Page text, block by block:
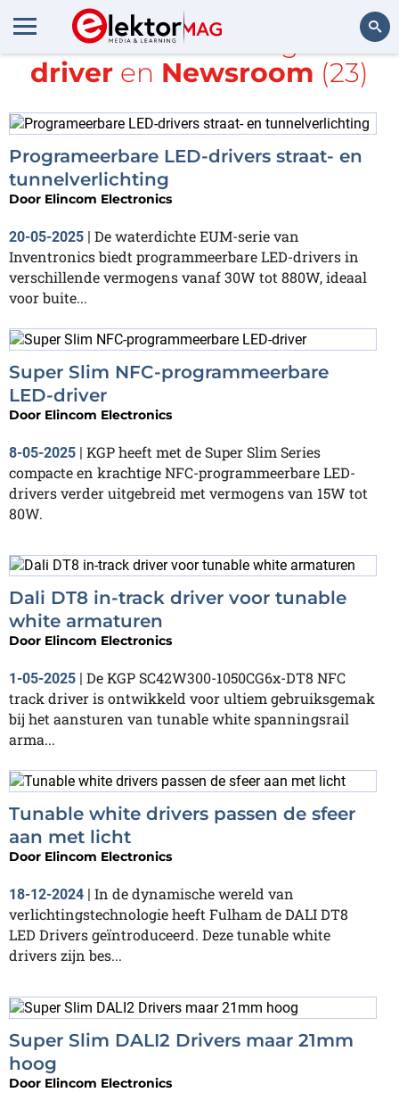
Zoeken
Alle items met de tags
LED-
driver en Newsroom (23)
Programeerbare LED-drivers straat- en
tunnelverlichting
Door Elincom Electronics
20-05-2025 | De waterdichte EUM-serie van
Inventronics biedt programmeerbare LED-drivers in
verschillende vermogens vanaf 30W tot 880W, ideaal
voor buite...
Super Slim NFC-programmeerbare
LED-driver
Door Elincom Electronics
8-05-2025 | KGP heeft met de Super Slim Series
compacte en krachtige NFC-programmeerbare LED-
drivers verder uitgebreid met vermogens van 15W tot
80W.
Dali DT8 in-track driver voor tunable
white armaturen
Door Elincom Electronics
1-05-2025
De KGP SC42W300-1050CG6x-DT8 NFC
track driver is ontwikkeld voor ultiem gebruiksgemak
bij het aansturen van tunable white spanningsrail
arma...
Tunable white drivers passen de sfeer
aan met licht
Door Elincom Electronics
18-12-2024 | In de dynamische wereld van
verlichtingstechnologie heeft Fulham de DALI DT8
LED Drivers geïntroduceerd. Deze tunable white
drivers zijn bes...
Super Slim DALI2 Drivers maar 21mm
hoog
Door Elincom Electronics